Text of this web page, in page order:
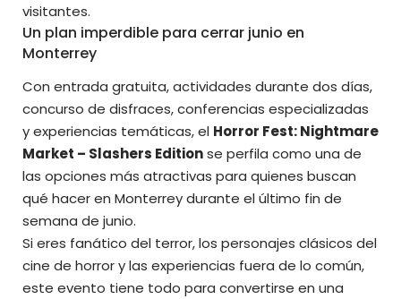
visitantes.
Un plan imperdible para cerrar junio en
Monterrey
Con entrada gratuita, actividades durante dos días,
concurso de disfraces, conferencias especializadas
y experiencias temáticas, el Horror Fest: Nightmare
Market – Slashers Editionse perfila como una de
las opciones más atractivas para quienes buscan
qué hacer en Monterrey durante el último fin de
semana de junio.
Si eres fanático del terror, los personajes clásicos del
cine de horror y las experiencias fuera de lo común,
este evento tiene todo para convertirse en una